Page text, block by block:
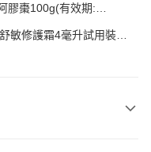
膠棗100g(有效期:
敏修護霜4毫升試用裝